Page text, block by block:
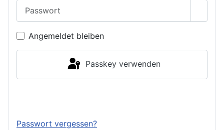
Angemeldet bleiben
Passkey verwenden
Passwort vergessen?